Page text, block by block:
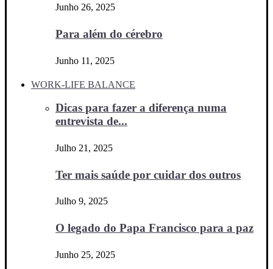
Junho 26, 2025
Para além do cérebro
Junho 11, 2025
WORK-LIFE BALANCE
Dicas para fazer a diferença numa
entrevista de...
Julho 21, 2025
Ter mais saúde por cuidar dos outros
Julho 9, 2025
O legado do Papa Francisco para a paz
Junho 25, 2025